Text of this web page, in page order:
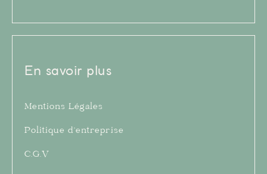
En savoir plus
Mentions Légales
Politique d’entreprise
C.G.V